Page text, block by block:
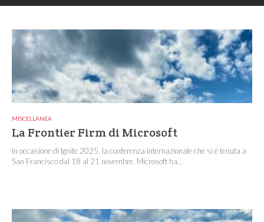
MISCELLANEA
La Frontier Firm di Microsoft
In occasione di Ignite 2025, la conferenza internazionale che si è tenuta a
San Francisco dal 18 al 21 novembre, Microsoft ha...